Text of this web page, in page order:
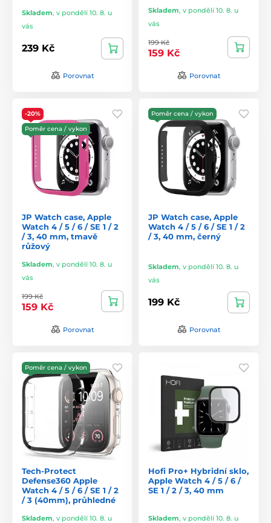
Skladem, v pondělí 10. 8. u
vás
239 Kč
Porovnat
Skladem, v pondělí 10. 8. u
vás
199 Kč
159 Kč
Porovnat
-20%
Poměr cena / vykon
JP Watch case, Apple
Watch 4 / 5 / 6 / SE 1 / 2
/ 3, 40 mm, tmavě
růžový
Skladem, v pondělí 10. 8. u
vás
199 Kč
159 Kč
Porovnat
Poměr cena / vykon
JP Watch case, Apple
Watch 4 / 5 / 6 / SE 1 / 2
/ 3, 40 mm, černý
Skladem, v pondělí 10. 8. u
vás
199 Kč
Porovnat
Poměr cena / vykon
Tech-Protect
Defense360 Apple
Watch 4 / 5 / 6 / SE 1 / 2
/ 3 (40mm), průhledné
Skladem, v pondělí 10. 8. u
Hofi Pro+ Hybridní sklo,
Apple Watch 4 / 5 / 6 /
SE 1 / 2 / 3, 40 mm
Skladem, v pondělí 10. 8. u